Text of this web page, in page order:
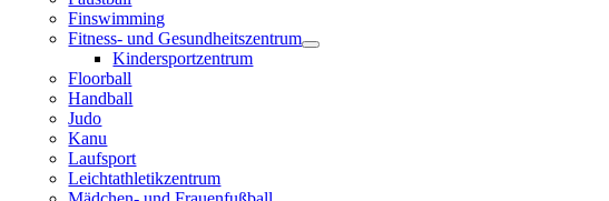
Finswimming
Fitness- und Gesundheitszentrum
Kindersportzentrum
Floorball
Handball
Judo
Kanu
Laufsport
Leichtathletikzentrum